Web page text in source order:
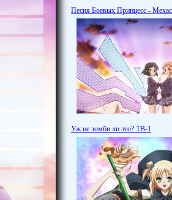
Песня Боевых Принцесс -
Уж не зомби ли это? ТВ-1